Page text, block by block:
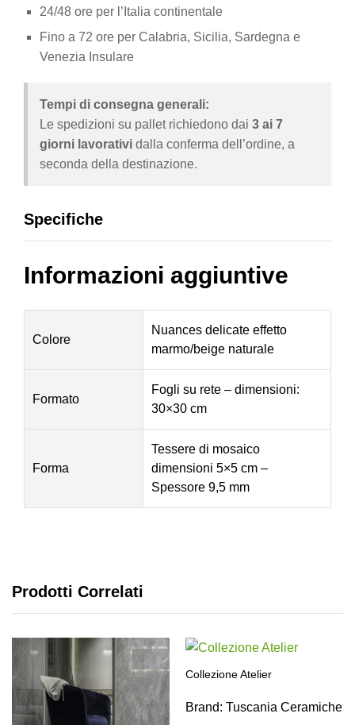
24/48 ore per l’Italia continentale
Fino a 72 ore per Calabria, Sicilia, Sardegna e
Venezia Insulare
Tempi di consegna generali:
Le spedizioni su pallet richiedono dai 3 ai 7
giorni lavorativi dalla conferma dell’ordine, a
seconda della destinazione.
Specifiche
Informazioni aggiuntive
Colore
Nuances delicate effetto
marmo/beige naturale
Formato
Fogli su rete – dimensioni:
30×30 cm
Forma
Tessere di mosaico
dimensioni 5×5 cm –
Spessore 9,5 mm
Prodotti Correlati
Collezione Atelier
Brand: Tuscania Ceramiche